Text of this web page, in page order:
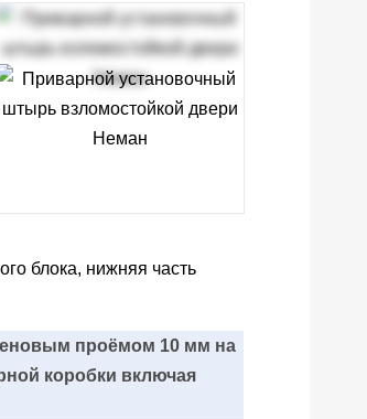
блока, нижняя часть
проёмом 10 мм на
коробки включая